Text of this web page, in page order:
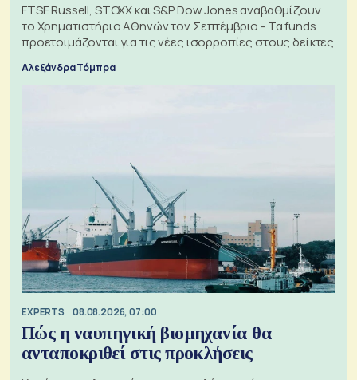
FTSE Russell, STOXX και S&P Dow Jones αναβαθμίζουν
το Χρηματιστήριο Αθηνών τον Σεπτέμβριο - Τα funds
προετοιμάζονται για τις νέες ισορροπίες στους δείκτες
Αλεξάνδρα Τόμπρα
EXPERTS 08.08.2026, 07:00
Πώς η ναυπηγική βιομηχανία θα
ανταποκριθεί στις προκλήσεις